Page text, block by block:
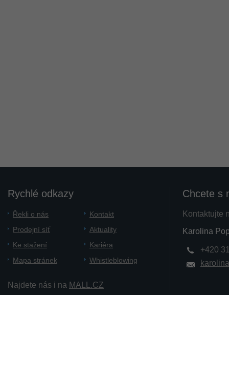
Rychlé odkazy
Řekli o nás
Kontakt
Prodejní síť
Aktuality
Ke stažení
Kariéra
Mapa stránek
Whistleblowing
Najdete nás i na MALL.CZ
Chcete s
Kontaktujte
Karolina
+420